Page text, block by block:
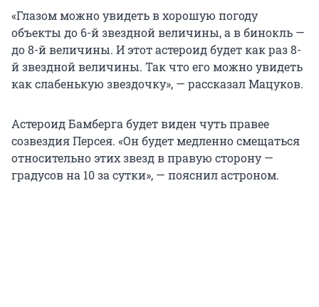
«Глазом можно увидеть в хорошую погоду
объекты до 6-й звездной величины, а в бинокль —
до 8-й величины. И этот астероид будет как раз 8-
й звездной величины. Так что его можно увидеть
как слабенькую звездочку», — рассказал Мацуков.
Астероид Бамберга будет виден чуть правее
созвездия Персея. «Он будет медленно смещаться
относительно этих звезд в правую сторону —
градусов на 10 за сутки», — пояснил астроном.